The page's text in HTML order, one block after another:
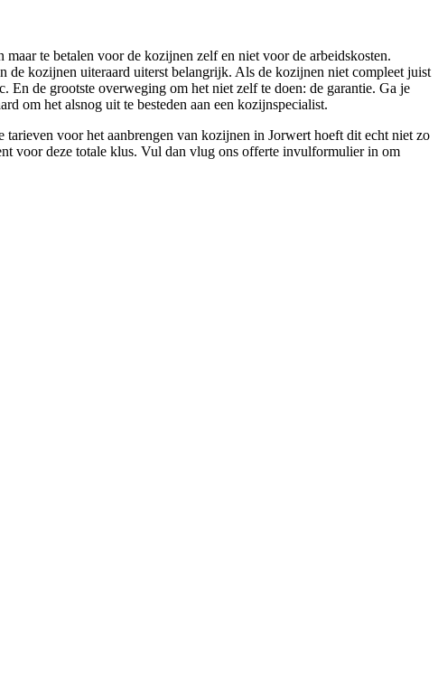
te betalen voor de kozijnen zelf en niet voor de arbeidskosten.
de kozijnen uiteraard uiterst belangrijk. Als de kozijnen niet compleet juist
En de grootste overweging om het niet zelf te doen: de garantie. Ga je
om het alsnog uit te besteden aan een kozijnspecialist.
voor het aanbrengen van kozijnen in Jorwert hoeft dit echt niet zo
voor deze totale klus. Vul dan vlug ons offerte invulformulier in om